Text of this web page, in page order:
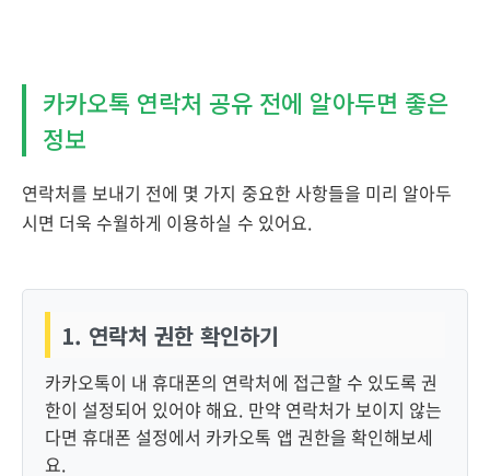
카카오톡 연락처 공유 전에 알아두면 좋은
정보
연락처를 보내기 전에 몇 가지 중요한 사항들을 미리 알아두
시면 더욱 수월하게 이용하실 수 있어요.
1. 연락처 권한 확인하기
카카오톡이 내 휴대폰의 연락처에 접근할 수 있도록 권
한이 설정되어 있어야 해요. 만약 연락처가 보이지 않는
다면 휴대폰 설정에서 카카오톡 앱 권한을 확인해보세
요.